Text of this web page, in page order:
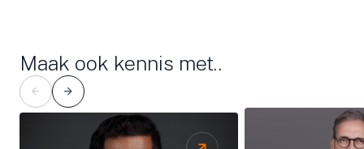
Maak ook kennis met..